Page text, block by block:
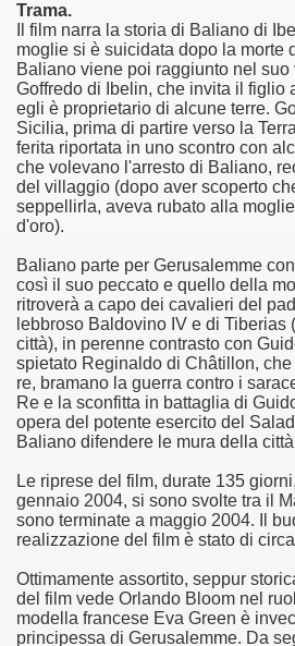
Trama.
Il film narra la storia di Baliano di
moglie si è suicidata dopo la morte
Baliano viene poi raggiunto nel
Goffredo di Ibelin, che invita il figlio
egli è proprietario di alcune terre.
Sicilia, prima di partire verso la
ferita riportata in uno scontro con
che volevano l'arresto di Baliano,
del villaggio (dopo aver scoperto
seppellirla, aveva rubato alla
d'oro).
Baliano parte per Gerusalemme
così il suo peccato e quello della
ritroverà a capo dei cavalieri del
lebbroso Baldovino IV e di Tiberias
città), in perenne contrasto con
spietato Reginaldo di Châtillon,
re, bramano la guerra contro i
Re e la sconfitta in battaglia di
opera del potente esercito del
Baliano difendere le mura della
Le riprese del film, durate 135
gennaio 2004, si sono svolte tra il
sono terminate a maggio 2004. Il
realizzazione del film è stato di
Ottimamente assortito, seppur
del film vede Orlando Bloom nel
modella francese Eva Green è
principessa di Gerusalemme. Da
edizione del Premio Strega.
l'esordio enigmatico e
Se Ti Piacciono nel mese di
di quella che dovrebbe essere
lingue, le sue opere hanno
di vendite, Il cacciatore
di Jeffery Deaver dedicato al
atipico, un viaggio interiore di
di maggior